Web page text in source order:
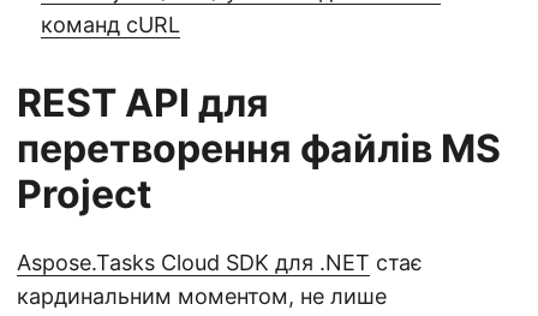
команд cURL
REST API для
перетворення файлів MS
Project
Aspose.Tasks Cloud SDK для .NET стає
кардинальним моментом, не лише